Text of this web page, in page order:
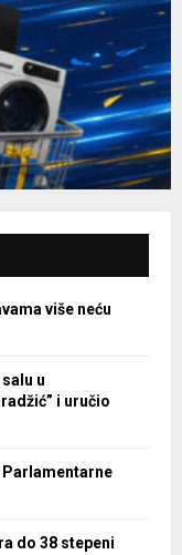
više neću
u
i uručio
Parlamentarne
do 38 stepeni